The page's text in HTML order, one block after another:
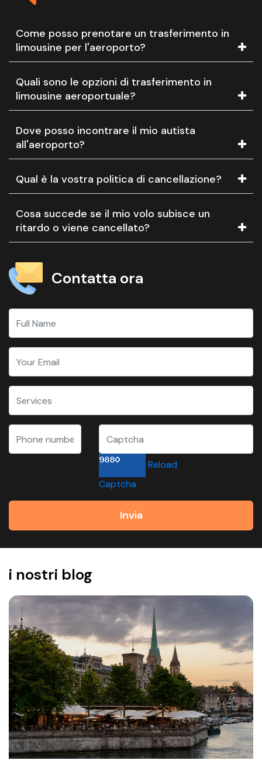
Come posso prenotare un trasferimento in
limousine per l'aeroporto?
Quali sono le opzioni di trasferimento in
limousine aeroportuale?
Dove posso incontrare il mio autista
all'aeroporto?
Qual è la vostra politica di cancellazione?
Cosa succede se il mio volo subisce un
ritardo o viene cancellato?
Contatta ora
Reload
Captcha
Invia
i nostri blog